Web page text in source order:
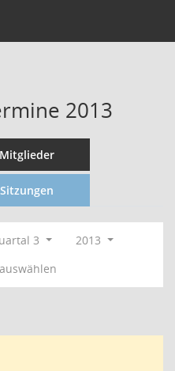
2013
Mitglieder
Sitzungen
3
2013